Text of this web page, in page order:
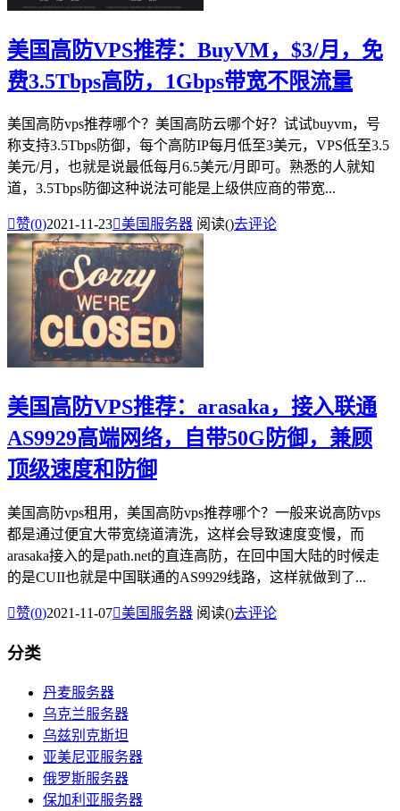
美国高防VPS推荐：BuyVM，$3/月，免
费3.5Tbps高防，1Gbps带宽不限流量
美国高防vps推荐哪个？美国高防云哪个好？试试buyvm，号
称支持3.5Tbps防御，每个高防IP每月低至3美元，VPS低至3.5
美元/月，也就是说最低每月6.5美元/月即可。熟悉的人就知
道，3.5Tbps防御这种说法可能是上级供应商的带宽...
赞(0)2021-11-23美国服务器 阅读()去评论
美国高防VPS推荐：arasaka，接入联通
AS9929高端网络，自带50G防御，兼顾
顶级速度和防御
美国高防vps租用，美国高防vps推荐哪个？一般来说高防vps
都是通过便宜大带宽绕道清洗，这样会导致速度变慢，而
arasaka接入的是path.net的直连高防，在回中国大陆的时候走
的是CUII也就是中国联通的AS9929线路，这样就做到了...
赞(0)2021-11-07美国服务器 阅读()去评论
分类
丹麦服务器
乌克兰服务器
乌兹别克斯坦
亚美尼亚服务器
俄罗斯服务器
保加利亚服务器